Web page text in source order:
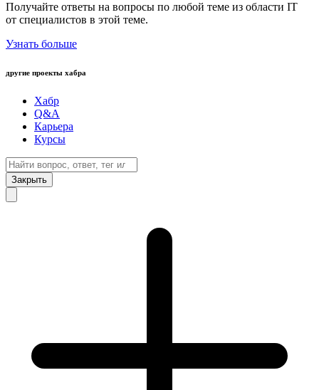
Получайте ответы на вопросы по любой теме из области IT
от специалистов в этой теме.
Узнать больше
другие проекты хабра
Хабр
Q&A
Карьера
Курсы
Закрыть